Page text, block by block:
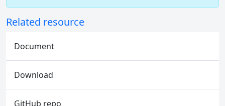
Related resource
Document
Download
GitHub repo